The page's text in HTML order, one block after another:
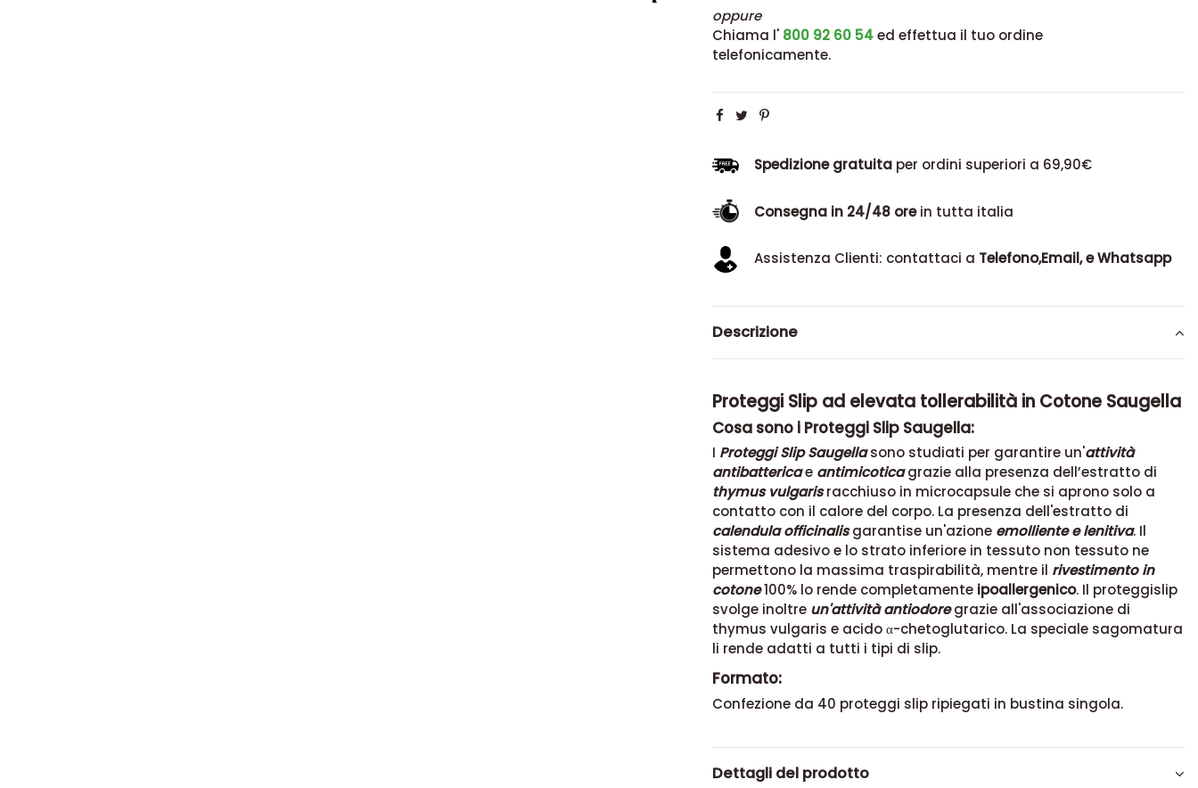
oppure
Chiama l' 800 92 60 54ed effettua il tuo ordine
telefonicamente.
Spedizione gratuitaper ordini superiori a 69,90€
Consegna in 24/48 orein tutta italia
Assistenza Clienti: contattaci a Telefono,Email, e Whatsapp
Descrizione
Proteggi Slip ad elevata tollerabilità in Cotone Saugella
Cosa sono i Proteggi Slip Saugella:
I Proteggi Slip Saugellasono studiati per garantire un'attività
antibattericae antimicoticagrazie alla presenza dell’estratto di
thymus vulgaris racchiuso in microcapsule che si aprono solo a
contatto con il calore del corpo. La presenza dell'estratto di
calendula officinalisgarantise un'azione emolliente e lenitiva. Il
sistema adesivo e lo strato inferiore in tessuto non tessuto ne
permettono la massima traspirabilità, mentre il rivestimento in
cotone100% lo rende completamente ipoallergenico. Il proteggislip
svolge inoltre un'attività antiodoregrazie all'associazione di
thymus vulgaris e acido α-chetoglutarico. La speciale sagomatura
li rende adatti a tutti i tipi di slip.
Formato:
Confezione da 40 proteggi slip ripiegati in bustina singola.
Dettagli del prodotto